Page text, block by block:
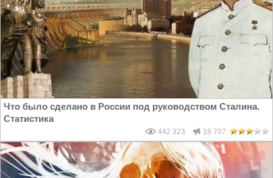
Что было сделано в России под руководством Сталина.
Статистика
442 323 18 707